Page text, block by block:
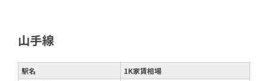
山手線
駅名
1K家賃相場